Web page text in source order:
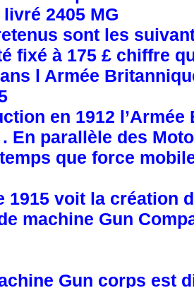
2405 MG
sont les
fixé à 175 £ chiffre
l Armée
en 1912
En parallèle des
que force
1915 voit la création
machine Gun
Gun corps est